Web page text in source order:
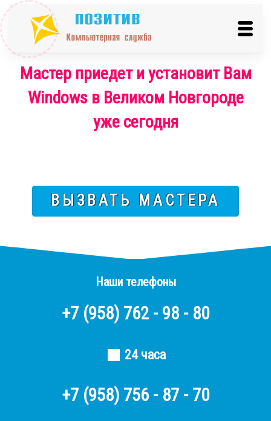
Мастер приедет и установит Вам
Windows в Великом Новгороде
уже сегодня
ВЫЗВАТЬ МАСТЕРА
Наши телефоны
+7 (958) 762 - 98 - 80
24 часа
+7 (958) 756 - 87 - 70